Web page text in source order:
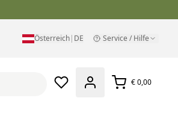
Österreich| DE Service / Hilfe
€ 0,00